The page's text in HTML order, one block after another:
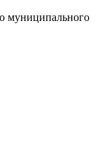
муниципального